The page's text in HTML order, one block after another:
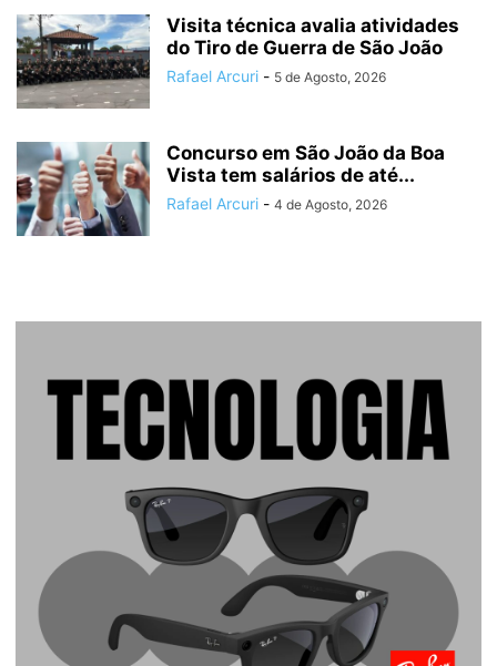
Visita técnica avalia atividades
do Tiro de Guerra de São João
Rafael Arcuri - 5 de Agosto, 2026
Concurso em São João da Boa
Vista tem salários de até...
Rafael Arcuri - 4 de Agosto, 2026